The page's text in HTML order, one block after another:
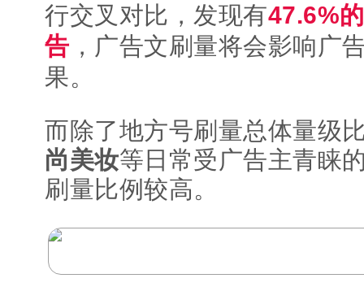
行交叉对比，发现有47.6%
告 ，广告文刷量将会影响广
果。
而除了地方号刷量总体量级
尚美妆等日常受广告主青睐
刷量比例较高。